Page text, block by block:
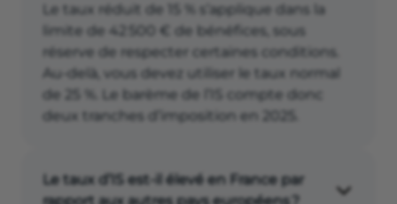
Le taux réduit de 15 % s’applique dans la
limite de 42 500 € de bénéfices, sous
réserve de respecter certaines conditions.
Au-delà, vous devez utiliser le taux normal
de 25 %. Le barème de l’IS compte donc
deux tranches d’imposition en 2025.
Le taux d’IS est-il élevé en France par